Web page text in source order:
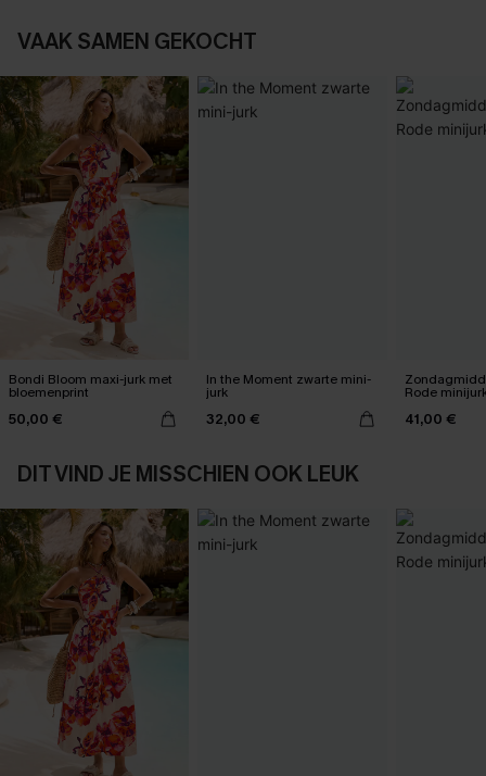
VAAK SAMEN GEKOCHT
Bondi Bloom maxi-jurk met
bloemenprint
50,00 €
In the Moment zwarte mini-
jurk
32,00 €
Rode
41,00 €
DIT VIND JE MISSCHIEN OOK LEUK